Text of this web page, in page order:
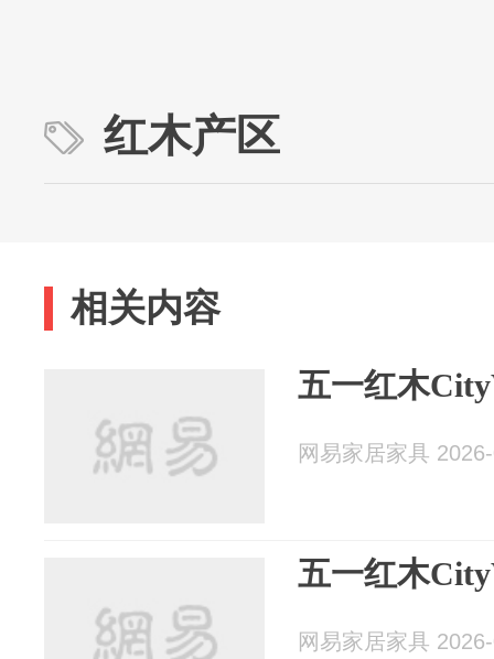
红木产区
相关内容
五一红木
网易家居家具
五一红木
网易家居家具